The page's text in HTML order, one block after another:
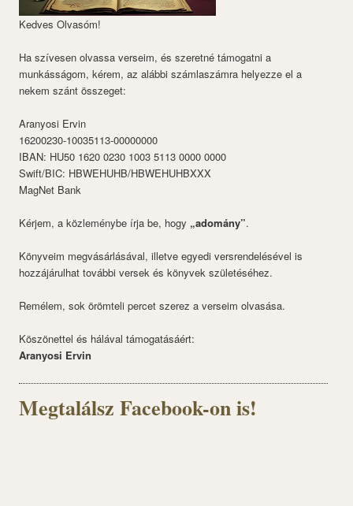
Kedves Olvasóm!
Ha szívesen olvassa verseim, és szeretné támogatni a
munkásságom, kérem, az alábbi számlaszámra helyezze el a
nekem szánt összeget:
Aranyosi Ervin
16200230-10035113-00000000
IBAN: HU50 1620 0230 1003 5113 0000 0000
Swift/BIC: HBWEHUHB/HBWEHUHBXXX
MagNet Bank
Kérjem, a közleménybe írja be, hogy „adomány”.
Könyveim megvásárlásával, illetve egyedi versrendelésével is
hozzájárulhat további versek és könyvek születéséhez.
Remélem, sok örömteli percet szerez a verseim olvasása.
Köszönettel és hálával támogatásáért:
Aranyosi Ervin
Megtalálsz Facebook-on is!